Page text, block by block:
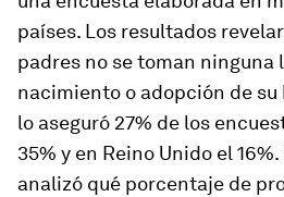
países. Los resultados
padres no se toman ninguna
nacimiento o adopción de su
lo aseguró 27% de los
35% y en Reino Unido el
analizó qué porcentaje de